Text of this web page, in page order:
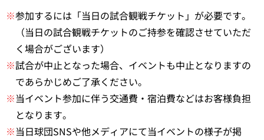
※参加するには「当日の試合観戦チケット」が必要です。
（当日の試合観戦チケットのご持参を確認させていただ
く場合がございます）
※試合が中止となった場合、イベントも中止となりますの
であらかじめご了承ください。
※当イベント参加に伴う交通費・宿泊費などはお客様負担
となります。
※当日球団SNSや他メディアにて当イベントの様子が掲